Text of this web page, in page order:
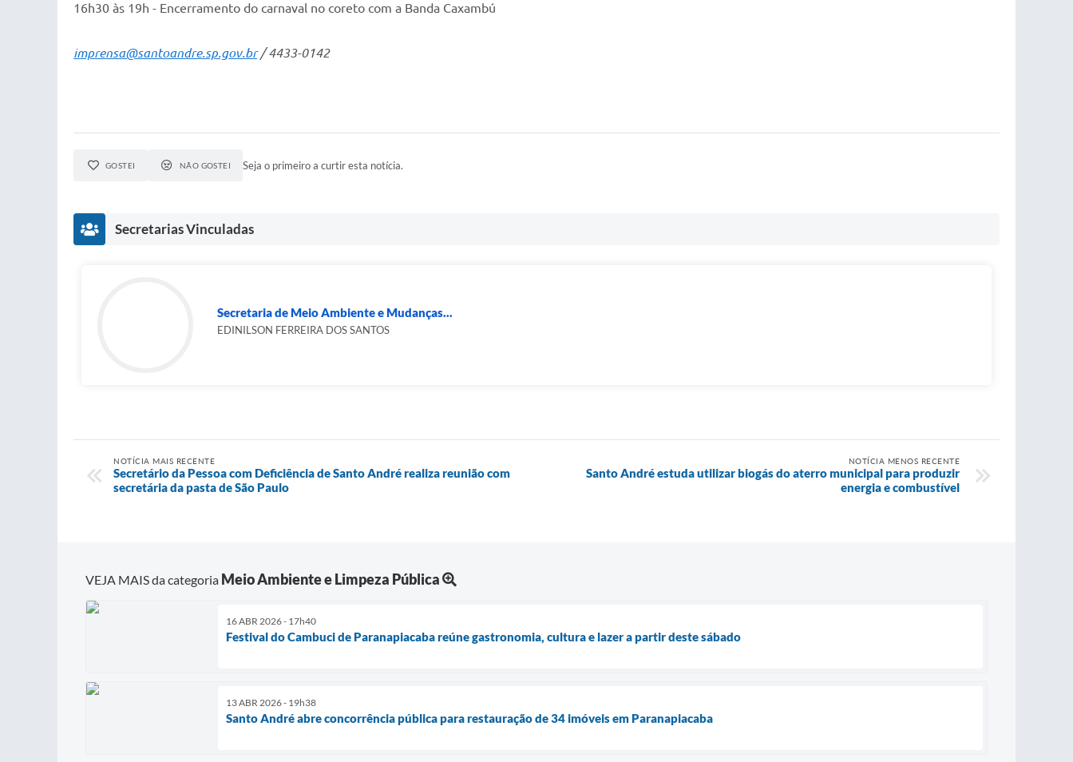
16h30 às 19h - Encerramento do carnaval no coreto com a Banda Caxambú
imprensa@santoandre.sp.gov.br/ 4433-0142
GOSTEI NÃO GOSTEI Seja o primeiro a curtir esta notícia.
Secretarias Vinculadas
Secretaria de Meio Ambiente e Mudanças...
EDINILSON FERREIRA DOS SANTOS
NOTÍCIA MAIS RECENTE
Secretário da Pessoa com Deficiência de Santo André realiza reunião com
secretária da pasta de São Paulo
NOTÍCIA MENOS RECENTE
Santo André estuda utilizar biogás do aterro municipal para produzir
energia e combustível
VEJA MAIS da categoria Meio Ambiente e Limpeza Pública
16 ABR 2026 - 17h40
Festival do Cambuci de Paranapiacaba reúne gastronomia, cultura e lazer a partir deste sábado
13 ABR 2026 - 19h38
Santo André abre concorrência pública para restauração de 34 imóveis em Paranapiacaba